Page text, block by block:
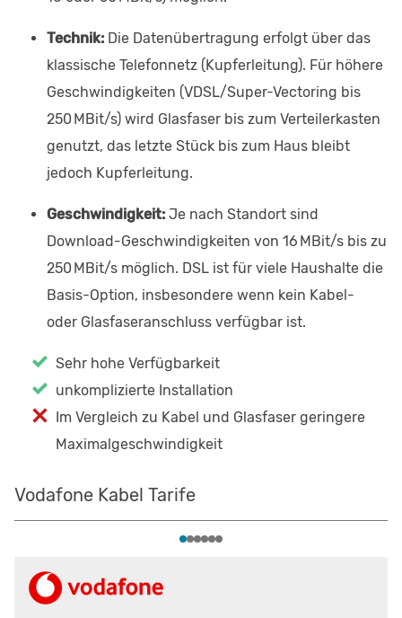
Technik: Die Datenübertragung erfolgt über das
klassische Telefonnetz (Kupferleitung). Für höhere
Geschwindigkeiten (VDSL/Super-Vectoring bis
250 MBit/s) wird Glasfaser bis zum Verteilerkasten
genutzt, das letzte Stück bis zum Haus bleibt
jedoch Kupferleitung.
Geschwindigkeit: Je nach Standort sind
Download-Geschwindigkeiten von 16 MBit/s bis zu
250 MBit/s möglich. DSL ist für viele Haushalte die
Basis-Option, insbesondere wenn kein Kabel-
oder Glasfaseranschluss verfügbar ist.
Sehr hohe Verfügbarkeit
unkomplizierte Installation
Im Vergleich zu Kabel und Glasfaser geringere
Maximalgeschwindigkeit
Vodafone Kabel Tarife